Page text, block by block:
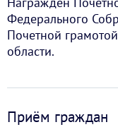
Федерального
Почетной
области.
Приём граждан